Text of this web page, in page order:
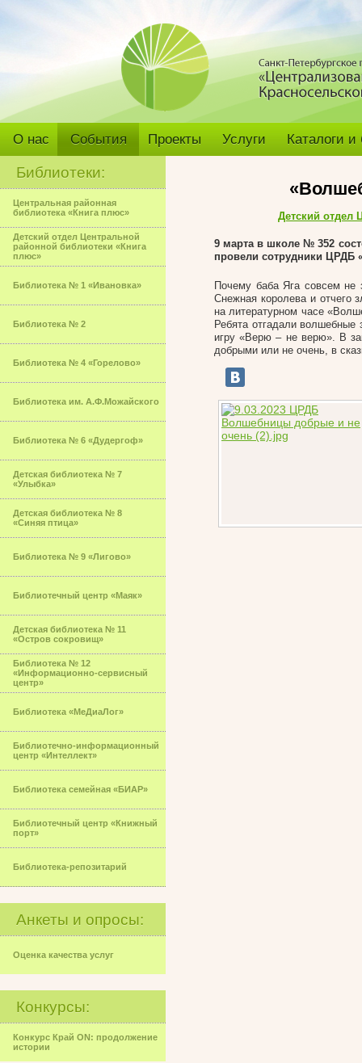
О нас События Проекты Услуги Каталоги
Библиотеки:
Центральная районная
библиотека «Книга плюс»
Детский отдел Центральной
районной библиотеки «Книга
плюс»
Библиотека № 1 «Ивановка»
Библиотека № 2
Библиотека № 4 «Горелово»
Библиотека им. А.Ф.Можайского
Библиотека № 6 «Дудергоф»
Детская библиотека № 7
«Улыбка»
Детская библиотека № 8
«Синяя птица»
Библиотека № 9 «Лигово»
Библиотечный центр «Маяк»
Детская библиотека № 11
«Остров сокровищ»
Библиотека № 12
«Информационно-сервисный
центр»
Библиотека «МеДиаЛог»
Библиотечно-информационный
центр «Интеллект»
Библиотека семейная «БИАР»
Библиотечный центр «Книжный
порт»
Библиотека-репозитарий
Анкеты и опросы:
Оценка качества услуг
Конкурсы:
Конкурс Край ON: продолжение
истории
Детский отдел
9 марта в школе № 352
провели сотрудники ЦРДБ
Почему баба Яга совсем не
Снежная королева и отчего
на литературном часе
Ребята отгадали волшебные
игру «Верю – не верю». В
добрыми или не очень, в